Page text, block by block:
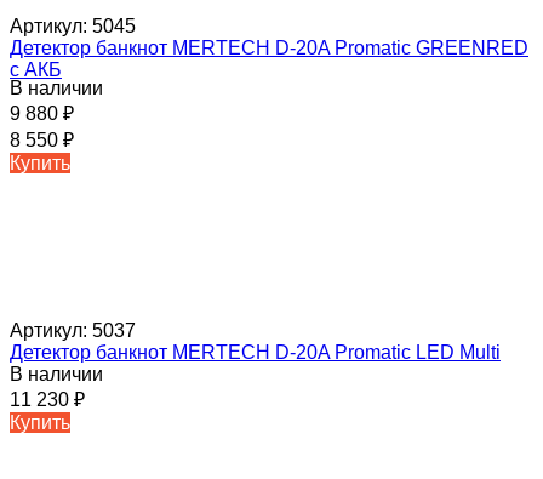
Артикул: 5045
Детектор банкнот MERTECH D-20A Promatic GREENRED
с АКБ
В наличии
9 880 ₽
8 550 ₽
Купить
Артикул: 5037
Детектор банкнот MERTECH D-20A Promatic LED Multi
В наличии
11 230 ₽
Купить